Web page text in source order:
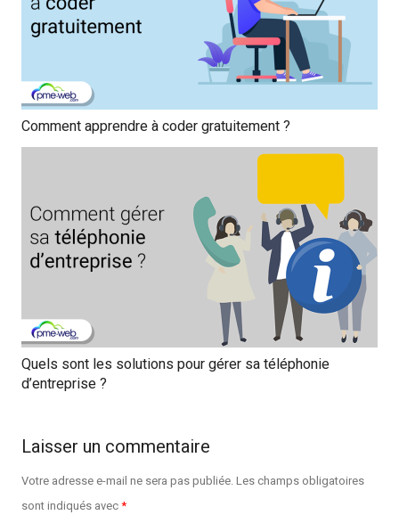
Comment apprendre à coder gratuitement ?
Quels sont les solutions pour gérer sa téléphonie
d’entreprise ?
Laisser un commentaire
Votre adresse e-mail ne sera pas publiée.Les champs obligatoires
sont indiqués avec*